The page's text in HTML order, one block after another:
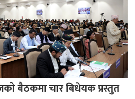
बैठकमा चार बिधेयक प्रस्तुत